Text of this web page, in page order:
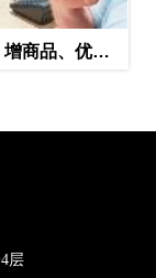
优服
2025世
层